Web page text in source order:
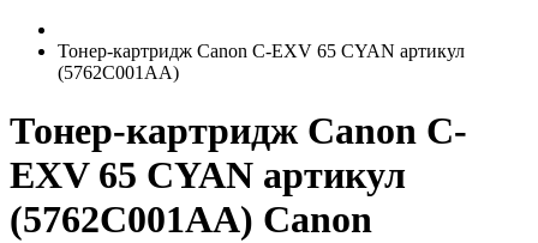
Тонер-картридж Canon C-EXV 65 CYAN артикул
(5762C001AA)
Тонер-картридж Canon C-
EXV 65 CYAN артикул
(5762C001AA) Canon